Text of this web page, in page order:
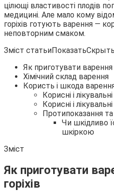
цілющі властивості плодів
медицині. Але мало кому
горіхів готують варення —
неповторним смаком.
Зміст статьиПоказатьСкрыть
Як приготувати варення
Хімічний склад варення
Користь і шкода
Корисні і
Корисні і
Протипоказання
Чи шкідливо
шкіркою
Зміст
Як приготувати
горіхів